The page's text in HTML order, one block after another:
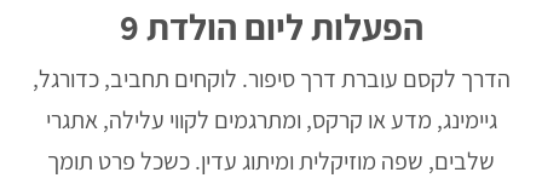
הפעלות ליום הולדת 9
הדרך לקסם עוברת דרך סיפור. לוקחים תחביב, כדורגל,
גיימינג, מדע או קרקס, ומתרגמים לקווי עלילה, אתגרי
שלבים, שפה מוזיקלית ומיתוג עדין. כשכל פרט תומך